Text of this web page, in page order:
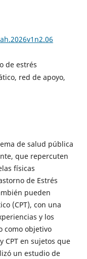
de estrés
red de apoyo,
de salud pública
que repercuten
físicas
de Estrés
pueden
(CPT), con una
y los
como objetivo
CPT en sujetos que
un estudio de